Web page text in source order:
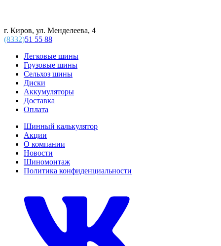
г. Киров, ул. Менделеева, 4
(8332)51 55 88
Легковые шины
Грузовые шины
Сельхоз шины
Диски
Аккумуляторы
Доставка
Оплата
Шинный калькулятор
Акции
О компании
Новости
Шиномонтаж
Политика конфиденциальности